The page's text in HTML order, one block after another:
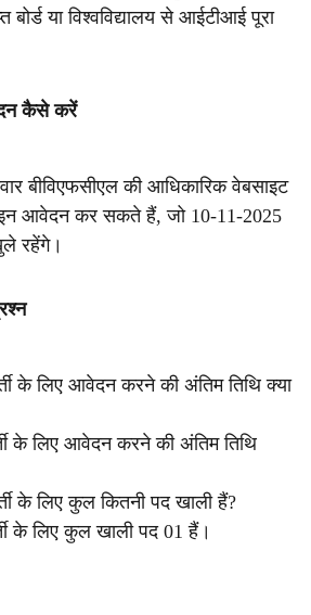
बोर्ड या विश्वविद्यालय से आईटीआई पूरा
कैसे करें
बीविएफसीएल की आधिकारिक वेबसाइट
आवेदन कर सकते हैं, जो 10-11-2025
रहेंगे।
के लिए आवेदन करने की अंतिम तिथि क्या
के लिए आवेदन करने की अंतिम तिथि
के लिए कुल कितनी पद खाली हैं?
के लिए कुल खाली पद 01 हैं।